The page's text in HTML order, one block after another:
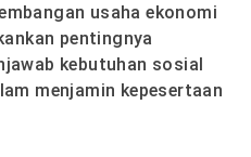
usaha ekonomi
pentingnya
kebutuhan sosial
menjamin kepesertaan